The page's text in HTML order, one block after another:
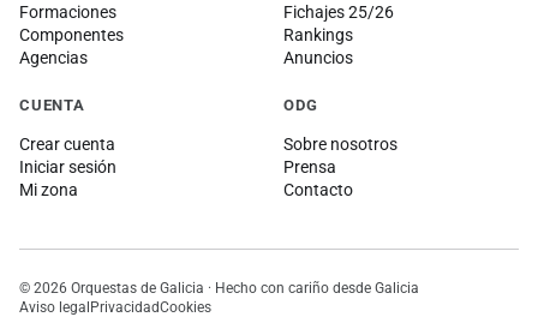
Formaciones
Componentes
Agencias
Fichajes 25/26
Rankings
Anuncios
CUENTA
Crear cuenta
Iniciar sesión
Mi zona
ODG
Sobre nosotros
Prensa
Contacto
© 2026 Orquestas de Galicia · Hecho con cariño desde Galicia
Aviso legal PrivacidadCookies